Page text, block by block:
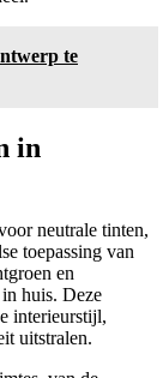
te
in
neutrale tinten,
toepassing van
en
huis. Deze
interieurstijl,
uitstralen.